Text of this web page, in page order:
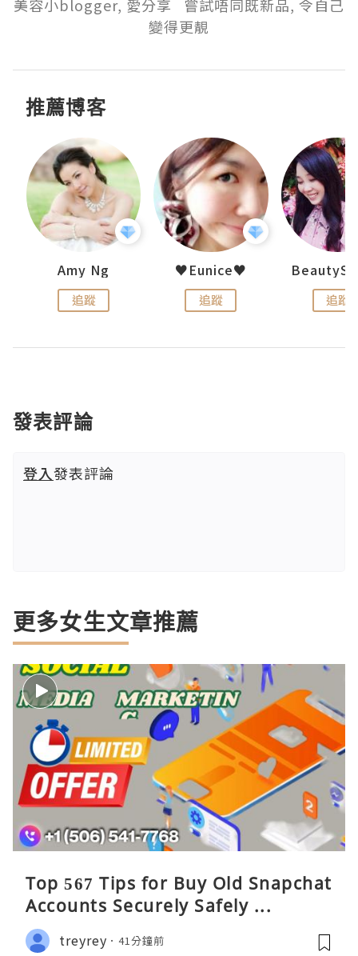
美容小blogger, 愛分享   嘗試唔同既新品, 令自己
變得更靚
推薦博客
Amy Ng
追蹤
♥Eunice♥
追蹤 追蹤
發表評論
登入發表評論
更多女生文章推薦
Top 567 Tips for Buy Old Snapchat
Accounts Securely Safely ...
treyrey 41分鐘前